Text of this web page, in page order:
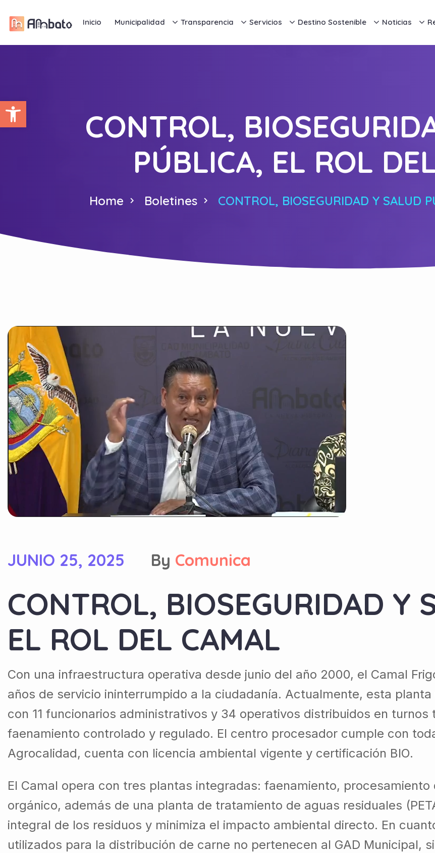
Abrir barra de herramientas
Inicio Municipalidad Transparencia Servicios Destino Sostenible Noticias
CONTROL,
PÚBLICA, EL ROL
Home Boletines CONTROL, BIOSEGURIDAD Y SALUD
JUNIO 25, 2025 By Comunica
CONTROL, BIOSEGURIDAD Y
EL ROL DEL CAMAL
Con una infraestructura operativa desde junio del año 2000, el Camal
años de servicio ininterrumpido a la ciudadanía. Actualmente, esta
con 11 funcionarios administrativos y 34 operativos distribuidos en
faenamiento controlado y regulado. El centro procesador cumple con
Agrocalidad, cuenta con licencia ambiental vigente y certificación BIO.
El Camal opera con tres plantas integradas: faenamiento,
orgánico, además de una planta de tratamiento de aguas residuales
integral de los residuos y minimiza el impacto ambiental directo. En
utilizados para la distribución de carne no pertenecen al GAD Municipal,